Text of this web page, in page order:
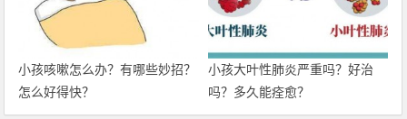
小孩咳嗽怎么办？有哪些妙招？
怎么好得快？
小孩大叶性肺炎严重吗？好治
吗？多久能痊愈？